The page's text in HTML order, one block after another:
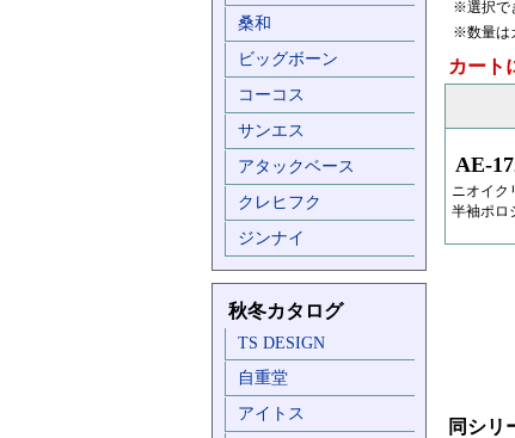
桑和
ビッグボーン
コーコス
サンエス
アタックベース
クレヒフク
ジンナイ
秋冬カタログ
TS DESIGN
自重堂
アイトス
※選択で
※数量は
カート
AE-
ニオイク
半袖ポロ
同シリ